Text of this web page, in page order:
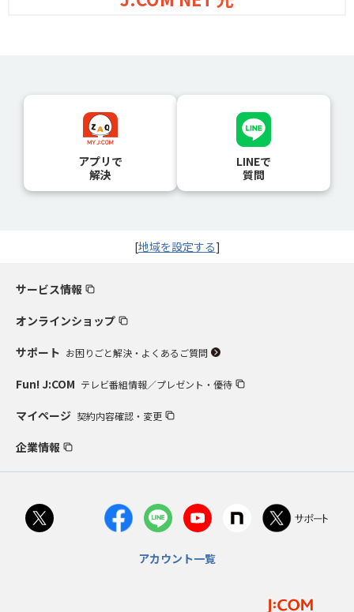
アプリで
解決
LINEで
質問
[地域を設定する]
サービス情報
オンラインショップ
サポート お困りごと解決・よくあるご質問
Fun! J:COM テレビ番組情報／プレゼント・優待
マイページ 契約内容確認・変更
企業情報
アカウント一覧